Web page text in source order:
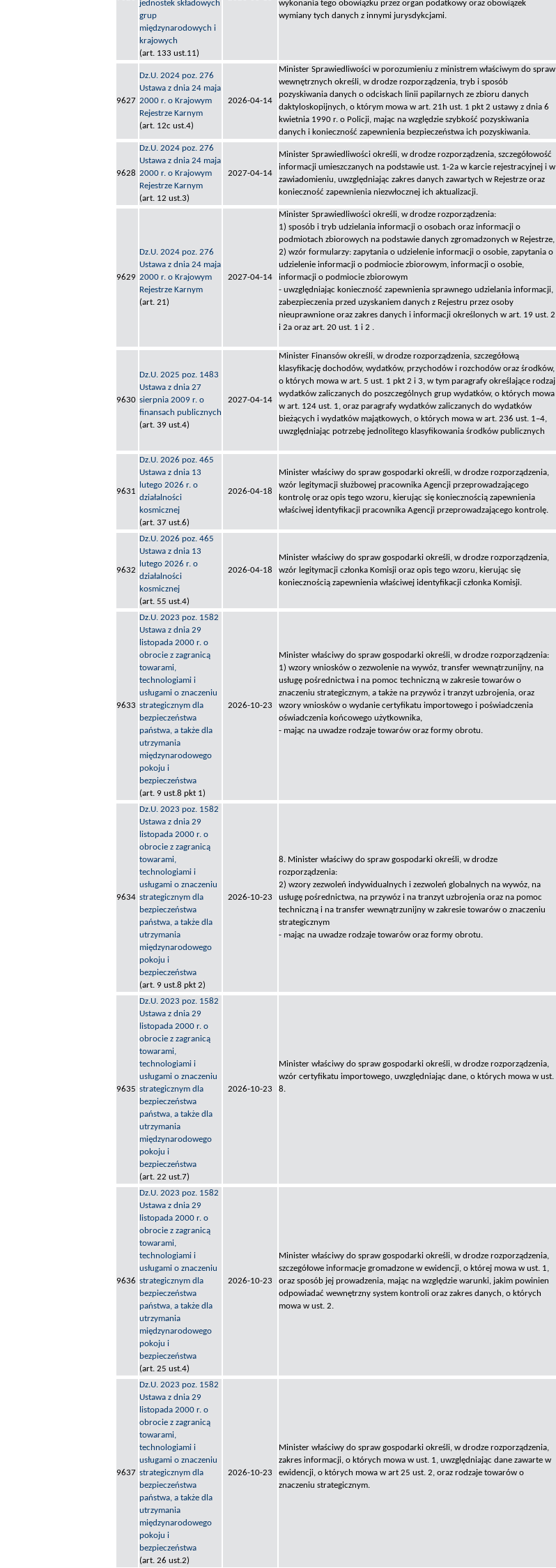
jednostek składowych
grup
międzynarodowych i
krajowych
(art. 133 ust.11)
wykonania tego obowiązku przez organ podatkowy oraz obowiązek
wymiany tych danych z innymi jurysdykcjami.
9627
Dz.U. 2024 poz. 276
Ustawa z dnia 24 maja
2000 r. o Krajowym
Rejestrze Karnym
(art. 12c ust.4)
2026-04-14
Minister Sprawiedliwości w porozumieniu z ministrem właściwym do spraw
wewnętrznych określi, w drodze rozporządzenia, tryb i sposób
pozyskiwania danych o odciskach linii papilarnych ze zbioru danych
daktyloskopijnych, o którym mowa w art. 21h ust. 1 pkt 2 ustawy z dnia 6
kwietnia 1990 r. o Policji, mając na względzie szybkość pozyskiwania
danych i konieczność zapewnienia bezpieczeństwa ich pozyskiwania.
9628
Dz.U. 2024 poz. 276
Ustawa z dnia 24 maja
2000 r. o Krajowym
Rejestrze Karnym
(art. 12 ust.3)
2027-04-14
Minister Sprawiedliwości określi, w drodze rozporządzenia, szczegółowość
informacji umieszczanych na podstawie ust. 1-2a w karcie rejestracyjnej i w
zawiadomieniu, uwzględniając zakres danych zawartych w Rejestrze oraz
konieczność zapewnienia niezwłocznej ich aktualizacji.
9629
Dz.U. 2024 poz. 276
Ustawa z dnia 24 maja
2000 r. o Krajowym
Rejestrze Karnym
(art. 21)
2027-04-14
Minister Sprawiedliwości określi, w drodze rozporządzenia:
1) sposób i tryb udzielania informacji o osobach oraz informacji o
podmiotach zbiorowych na podstawie danych zgromadzonych w Rejestrze,
2) wzór formularzy: zapytania o udzielenie informacji o osobie, zapytania o
udzielenie informacji o podmiocie zbiorowym, informacji o osobie,
informacji o podmiocie zbiorowym
- uwzględniając konieczność zapewnienia sprawnego udzielania informacji,
zabezpieczenia przed uzyskaniem danych z Rejestru przez osoby
nieuprawnione oraz zakres danych i informacji określonych w art. 19 ust. 2
i 2a oraz art. 20 ust. 1 i 2 .
9630
Dz.U. 2025 poz. 1483
Ustawa z dnia 27
sierpnia 2009 r. o
finansach publicznych
(art. 39 ust.4)
2027-04-14
Minister Finansów określi, w drodze rozporządzenia, szczegółową
klasyfikację dochodów, wydatków, przychodów i rozchodów oraz środków,
o których mowa w art. 5 ust. 1 pkt 2 i 3, w tym paragrafy określające rodzaj
wydatków zaliczanych do poszczególnych grup wydatków, o których mowa
w art. 124 ust. 1, oraz paragrafy wydatków zaliczanych do wydatków
bieżących i wydatków majątkowych, o których mowa w art. 236 ust. 1–4,
uwzględniając potrzebę jednolitego klasyfikowania środków publicznych
9631
Dz.U. 2026 poz. 465
Ustawa z dnia 13
lutego 2026 r. o
działalności
kosmicznej
(art. 37 ust.6)
2026-04-18
Minister właściwy do spraw gospodarki określi, w drodze rozporządzenia,
wzór legitymacji służbowej pracownika Agencji przeprowadzającego
kontrolę oraz opis tego wzoru, kierując się koniecznością zapewnienia
właściwej identyfikacji pracownika Agencji przeprowadzającego kontrolę.
9632
Dz.U. 2026 poz. 465
Ustawa z dnia 13
lutego 2026 r. o
działalności
kosmicznej
(art. 55 ust.4)
2026-04-18
Minister właściwy do spraw gospodarki określi, w drodze rozporządzenia,
wzór legitymacji członka Komisji oraz opis tego wzoru, kierując się
koniecznością zapewnienia właściwej identyfikacji członka Komisji.
9633
Dz.U. 2023 poz. 1582
Ustawa z dnia 29
listopada 2000 r. o
obrocie z zagranicą
towarami,
technologiami i
usługami o znaczeniu
strategicznym dla
bezpieczeństwa
państwa, a także dla
utrzymania
międzynarodowego
pokoju i
bezpieczeństwa
(art. 9 ust.8 pkt 1)
2026-10-23
Minister właściwy do spraw gospodarki określi, w drodze rozporządzenia:
1) wzory wniosków o zezwolenie na wywóz, transfer wewnątrzunijny, na
usługę pośrednictwa i na pomoc techniczną w zakresie towarów o
znaczeniu strategicznym, a także na przywóz i tranzyt uzbrojenia, oraz
wzory wniosków o wydanie certyfikatu importowego i poświadczenia
oświadczenia końcowego użytkownika,
- mając na uwadze rodzaje towarów oraz formy obrotu.
9634
Dz.U. 2023 poz. 1582
Ustawa z dnia 29
listopada 2000 r. o
obrocie z zagranicą
towarami,
technologiami i
usługami o znaczeniu
strategicznym dla
bezpieczeństwa
państwa, a także dla
utrzymania
międzynarodowego
pokoju i
bezpieczeństwa
(art. 9 ust.8 pkt 2)
2026-10-23
8. Minister właściwy do spraw gospodarki określi, w drodze
rozporządzenia:
2) wzory zezwoleń indywidualnych i zezwoleń globalnych na wywóz, na
usługę pośrednictwa, na przywóz i na tranzyt uzbrojenia oraz na pomoc
techniczną i na transfer wewnątrzunijny w zakresie towarów o znaczeniu
strategicznym
- mając na uwadze rodzaje towarów oraz formy obrotu.
9635
Dz.U. 2023 poz. 1582
Ustawa z dnia 29
listopada 2000 r. o
obrocie z zagranicą
towarami,
technologiami i
usługami o znaczeniu
strategicznym dla
bezpieczeństwa
państwa, a także dla
utrzymania
międzynarodowego
pokoju i
bezpieczeństwa
(art. 22 ust.7)
2026-10-23
Minister właściwy do spraw gospodarki określi, w drodze rozporządzenia,
wzór certyfikatu importowego, uwzględniając dane, o których mowa w ust.
8.
9636
Dz.U. 2023 poz. 1582
Ustawa z dnia 29
listopada 2000 r. o
obrocie z zagranicą
towarami,
technologiami i
usługami o znaczeniu
strategicznym dla
bezpieczeństwa
państwa, a także dla
utrzymania
międzynarodowego
pokoju i
bezpieczeństwa
(art. 25 ust.4)
2026-10-23
Minister właściwy do spraw gospodarki określi, w drodze rozporządzenia,
szczegółowe informacje gromadzone w ewidencji, o której mowa w ust. 1,
oraz sposób jej prowadzenia, mając na względzie warunki, jakim powinien
odpowiadać wewnętrzny system kontroli oraz zakres danych, o których
mowa w ust. 2.
9637
Dz.U. 2023 poz. 1582
Ustawa z dnia 29
listopada 2000 r. o
obrocie z zagranicą
towarami,
technologiami i
usługami o znaczeniu
strategicznym dla
bezpieczeństwa
państwa, a także dla
utrzymania
międzynarodowego
pokoju i
bezpieczeństwa
(art. 26 ust.2)
2026-10-23
Minister właściwy do spraw gospodarki określi, w drodze rozporządzenia,
zakres informacji, o których mowa w ust. 1, uwzględniając dane zawarte w
ewidencji, o których mowa w art 25 ust. 2, oraz rodzaje towarów o
znaczeniu strategicznym.